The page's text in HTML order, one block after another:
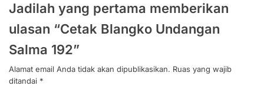
Jadilah yang pertama memberikan
ulasan “Cetak Blangko Undangan
Salma 192”
Alamat email Anda tidak akan dipublikasikan. Ruas yang wajib
ditandai *